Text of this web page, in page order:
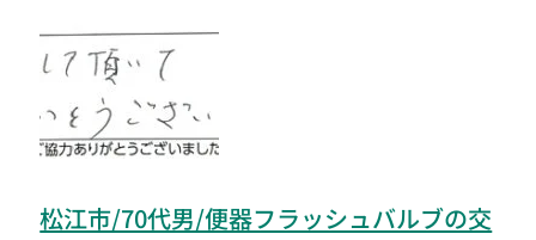
松江市/70代男/便器フラッシュバルブの交